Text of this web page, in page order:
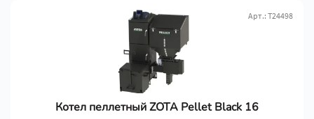
Котел пеллетный ZOTA Pellet Black 16
Арт.: Т24498